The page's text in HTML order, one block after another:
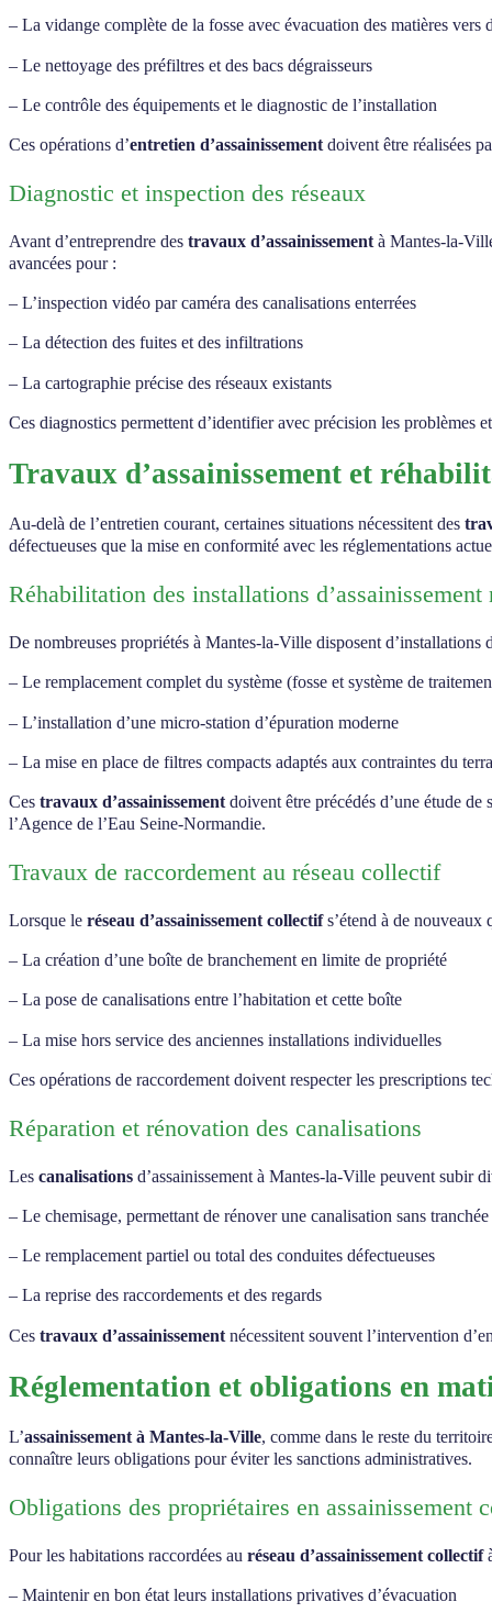
– La vidange complète de la fosse avec évacuation des matières vers
– Le nettoyage des préfiltres et des bacs dégraisseurs
– Le contrôle des équipements et le diagnostic de l’installation
Ces opérations d’entretien d’assainissement doivent être réalisées
Diagnostic et inspection des réseaux
Avant d’entreprendre des travaux d’assainissement à Mantes-la-
avancées pour :
– L’inspection vidéo par caméra des canalisations enterrées
– La détection des fuites et des infiltrations
– La cartographie précise des réseaux existants
Ces diagnostics permettent d’identifier avec précision les problèmes
Travaux d’assainissement et
Au-delà de l’entretien courant, certaines situations nécessitent des
défectueuses que la mise en conformité avec les réglementations
Réhabilitation des installations
De nombreuses propriétés à Mantes-la-Ville disposent d’installations
– Le remplacement complet du système (fosse et système de
– L’installation d’une micro-station d’épuration moderne
– La mise en place de filtres compacts adaptés aux contraintes du
Ces travaux d’assainissement doivent être précédés d’une étude
l’Agence de l’Eau Seine-Normandie.
Travaux de raccordement au réseau collectif
Lorsque le réseau d’assainissement collectifs’étend à de nouveaux
– La création d’une boîte de branchement en limite de propriété
– La pose de canalisations entre l’habitation et cette boîte
– La mise hors service des anciennes installations individuelles
Ces opérations de raccordement doivent respecter les prescriptions
Réparation et rénovation des canalisations
Les canalisations d’assainissement à Mantes-la-Ville peuvent subir
– Le chemisage, permettant de rénover une canalisation sans tranchée
– Le remplacement partiel ou total des conduites défectueuses
– La reprise des raccordements et des regards
Ces travaux d’assainissement nécessitent souvent l’intervention
Réglementation et obligations en
L’assainissement à Mantes-la-Ville, comme dans le reste du
connaître leurs obligations pour éviter les sanctions administratives.
Obligations des propriétaires en assainissement
Pour les habitations raccordées au réseau d’assainissement collectif
– Maintenir en bon état leurs installations privatives d’évacuation